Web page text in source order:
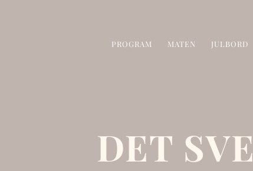
PROGRAM MATEN JULBORD
DET